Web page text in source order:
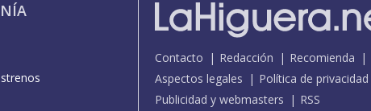
Contacto Redacción Recomienda
Aspectos legales
Política de privacidad
Publicidad y webmasters
RSS